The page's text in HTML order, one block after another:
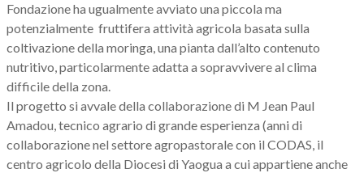
Fondazione ha ugualmente avviato una piccola ma
potenzialmente fruttifera attività agricola basata sulla
coltivazione della moringa, una pianta dall’alto contenuto
nutritivo, particolarmente adatta a sopravvivere al clima
difficile della zona.
Il progetto si avvale della collaborazione di M Jean Paul
Amadou, tecnico agrario di grande esperienza (anni di
collaborazione nel settore agropastorale con il CODAS, il
centro agricolo della Diocesi di Yaogua a cui appartiene anche